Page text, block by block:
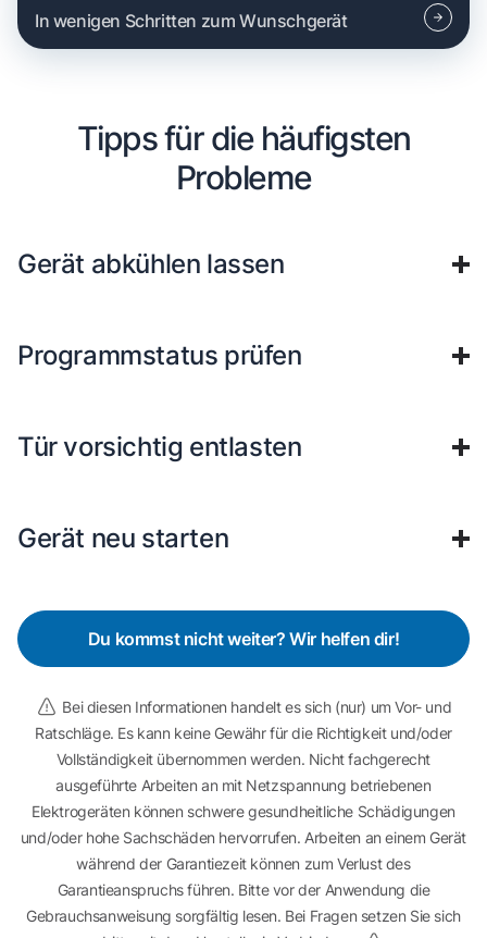
In wenigen Schritten zum Wunschgerät
Tipps für die häufigsten
Probleme
Gerät abkühlen lassen
Programmstatus prüfen
Tür vorsichtig entlasten
Gerät neu starten
Du kommst nicht weiter? Wir helfen dir!
Bei diesen Informationen handelt es sich (nur) um Vor- und
Ratschläge. Es kann keine Gewähr für die Richtigkeit und/oder
Vollständigkeit übernommen werden. Nicht fachgerecht
ausgeführte Arbeiten an mit Netzspannung betriebenen
Elektrogeräten können schwere gesundheitliche Schädigungen
und/oder hohe Sachschäden hervorrufen. Arbeiten an einem Gerät
während der Garantiezeit können zum Verlust des
Garantieanspruchs führen. Bitte vor der Anwendung die
Gebrauchsanweisung sorgfältig lesen. Bei Fragen setzen Sie sich